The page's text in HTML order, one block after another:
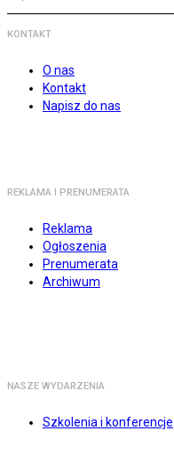
KONTAKT
O nas
Kontakt
Napisz do nas
REKLAMA I PRENUMERATA
Reklama
Ogłoszenia
Prenumerata
Archiwum
NASZE WYDARZENIA
Szkolenia i konferencje